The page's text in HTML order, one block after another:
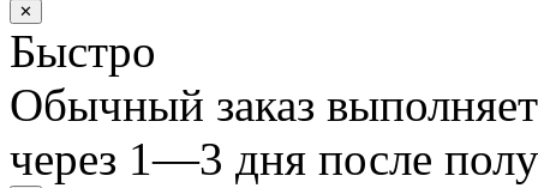
✕
Быстро
Обычный заказ
через 1—3 дня после